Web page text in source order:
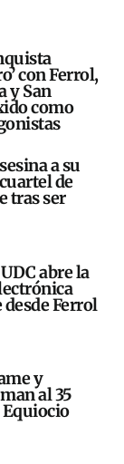
con Ferrol,
y San
como
a su
de
tras ser
abre la
Ferrol
y
al 35